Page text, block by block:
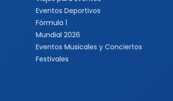
Eventos Deportivos
Fórmula 1
Mundial 2026
Eventos Musicales y Conciertos
Festivales